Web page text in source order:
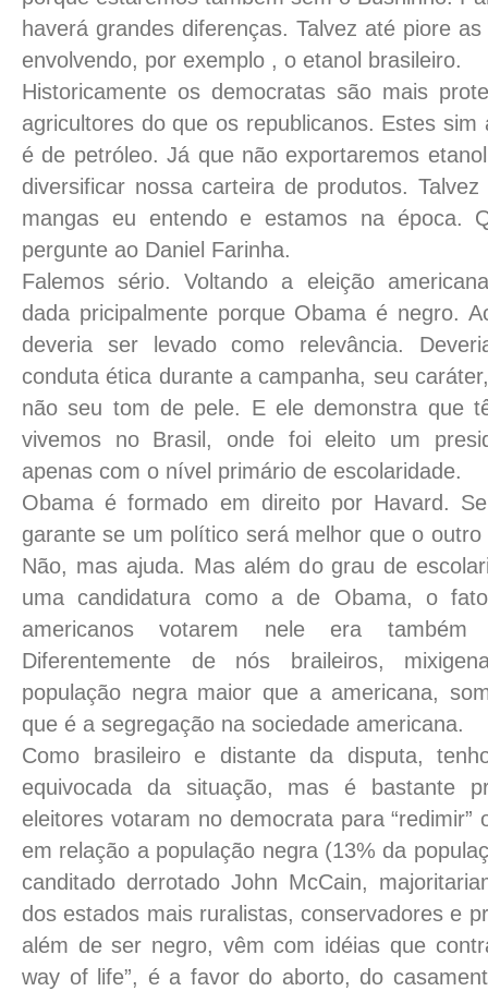
haverá grandes diferenças. Talvez até piore
envolvendo, por exemplo , o etanol brasileiro.
Historicamente os democratas são mais
agricultores do que os republicanos. Estes sim
é de petróleo. Já que não exportaremos
diversificar nossa carteira de produtos.
mangas eu entendo e estamos na época.
pergunte ao Daniel Farinha.
Falemos sério. Voltando a eleição
dada pricipalmente porque Obama é negro.
deveria ser levado como relevância.
conduta ética durante a campanha, seu
não seu tom de pele. E ele demonstra que
vivemos no Brasil, onde foi eleito um
apenas com o nível primário de escolaridade.
Obama é formado em direito por Havard.
garante se um político será melhor que o
Não, mas ajuda. Mas além do grau de
uma candidatura como a de Obama, o
americanos votarem nele era
Diferentemente de nós braileiros,
população negra maior que a americana,
que é a segregação na sociedade americana.
Como brasileiro e distante da disputa,
equivocada da situação, mas é bastante
eleitores votaram no democrata para “redimir”
em relação a população negra (13% da
canditado derrotado John McCain,
dos estados mais ruralistas, conservadores e
além de ser negro, vêm com idéias que
way of life”, é a favor do aborto, do